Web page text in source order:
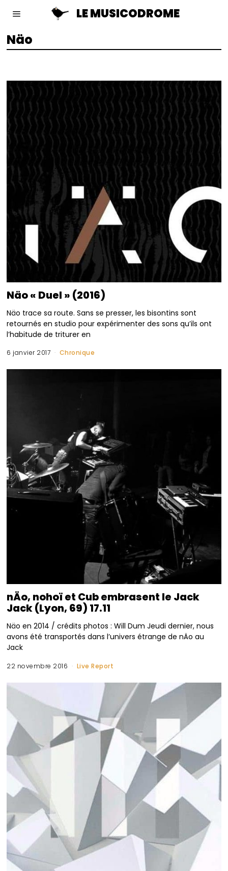
LE MUSICODROME
Näo
Näo « Duel » (2016)
Näo trace sa route. Sans se presser, les bisontins sont
retournés en studio pour expérimenter des sons qu’ils ont
l’habitude de triturer en
6 janvier 2017 Chronique
nÄo, nohoï et Cub embrasent le Jack
Jack (Lyon, 69) 17.11
Näo en 2014 / crédits photos : Will Dum Jeudi dernier, nous
avons été transportés dans l’univers étrange de nÄo au
Jack
22 novembre 2016 Live Report